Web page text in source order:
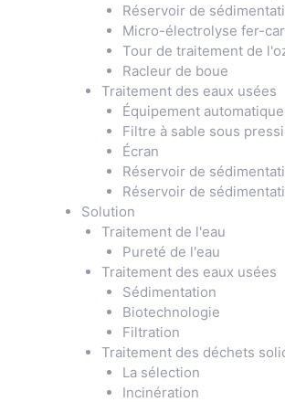
Réservoir de
Micro-électrolyse fer-
Tour de traitement de
Racleur de boue
Traitement des eaux usées
Équipement
Filtre à sable sous
Écran
Réservoir de
Réservoir de
Solution
Traitement de l'eau
Pureté de l'eau
Traitement des eaux usées
Sédimentation
Biotechnologie
Filtration
Traitement des déchets
La sélection
Incinération